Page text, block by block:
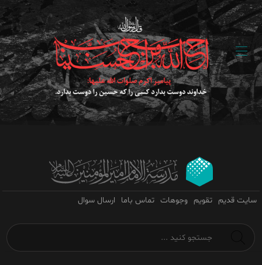
سایت قدیم تقویم وجوهات تماس باما ارسال سوال